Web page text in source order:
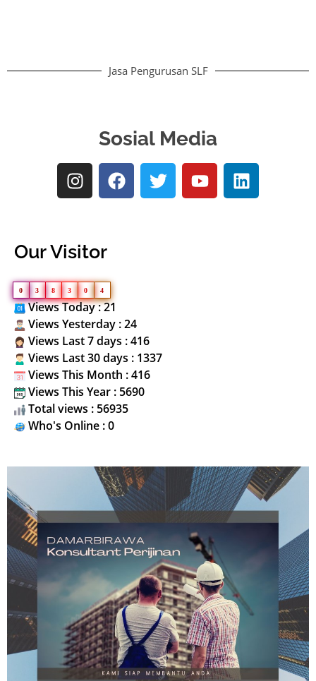
Jasa Pengurusan SLF
Sosial Media
Our Visitor
0 3 8 3 0 4
Views Today : 21
Views Yesterday : 24
Views Last 7 days : 416
Views Last 30 days : 1337
Views This Month : 416
Views This Year : 5690
Total views : 56935
Who's Online : 0